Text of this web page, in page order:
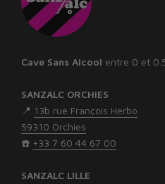
Cave Sans Alcool entre 0 et
SANZALC ORCHIES
📍 13b rue François Herbo
59310 Orchies
☎️ +33 7 60 44 67 00
SANZALC LILLE